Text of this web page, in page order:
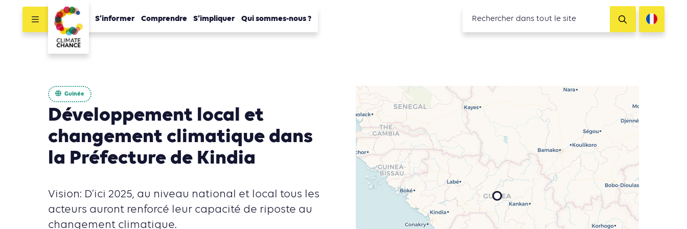
S’informer Comprendre S’impliquer Qui sommes-nous ?
Guinée
Développement local et
changement climatique dans
la Préfecture de Kindia
Vision: D’ici 2025, au niveau national et local tous les
acteurs auront renforcé leur capacité de riposte au
changement climatique.